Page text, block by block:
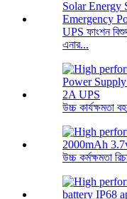
UPS ফাংশন
এনার...
উচ্চ কার্যক্ষমতা
উচ্চ কর্মক্ষমতা